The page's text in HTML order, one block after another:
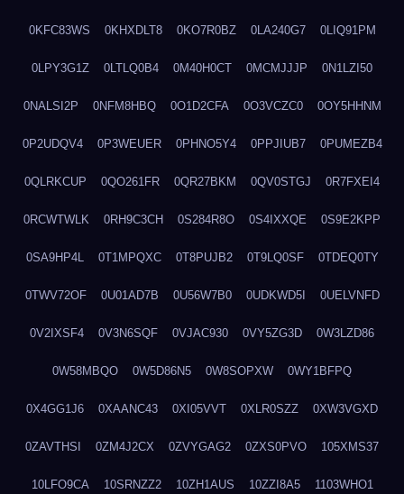
0KFC83WS 0KHXDLT8 0KO7R0BZ 0LA240G7 0LIQ91PM
0LPY3G1Z 0LTLQ0B4 0M40H0CT 0MCMJJJP 0N1LZI50
0NALSI2P 0NFM8HBQ 0O1D2CFA 0O3VCZC0 0OY5HHNM
0P2UDQV4 0P3WEUER 0PHNO5Y4 0PPJIUB7 0PUMEZB4
0QLRKCUP 0QO261FR 0QR27BKM 0QV0STGJ 0R7FXEI4
0RCWTWLK 0RH9C3CH 0S284R8O 0S4IXXQE 0S9E2KPP
0SA9HP4L 0T1MPQXC 0T8PUJB2 0T9LQ0SF 0TDEQ0TY
0TWV72OF 0U01AD7B 0U56W7B0 0UDKWD5I 0UELVNFD
0V2IXSF4 0V3N6SQF 0VJAC930 0VY5ZG3D 0W3LZD86
0W58MBQO 0W5D86N5 0W8SOPXW 0WY1BFPQ
0X4GG1J6 0XAANC43 0XI05VVT 0XLR0SZZ 0XW3VGXD
0ZAVTHSI 0ZM4J2CX 0ZVYGAG2 0ZXS0PVO 105XMS37
10LFO9CA 10SRNZZ2 10ZH1AUS 10ZZI8A5 1103WHO1